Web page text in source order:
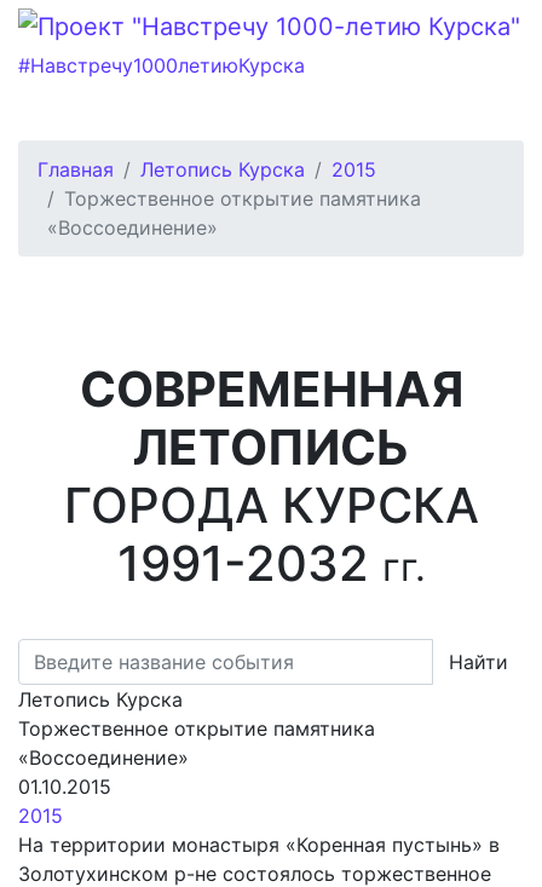
#Навстречу1000летиюКурска
Главная Летопись Курска
2015
Торжественное открытие памятника
«Воссоединение»
СОВРЕМЕННАЯ
ЛЕТОПИСЬ
ГОРОДА КУРСКА
1991-2032 гг.
Найти
Летопись Курска
Торжественное открытие памятника
«Воссоединение»
01.10.2015
2015
На территории монастыря «Коренная пустынь» в
Золотухинском р-не состоялось торжественное